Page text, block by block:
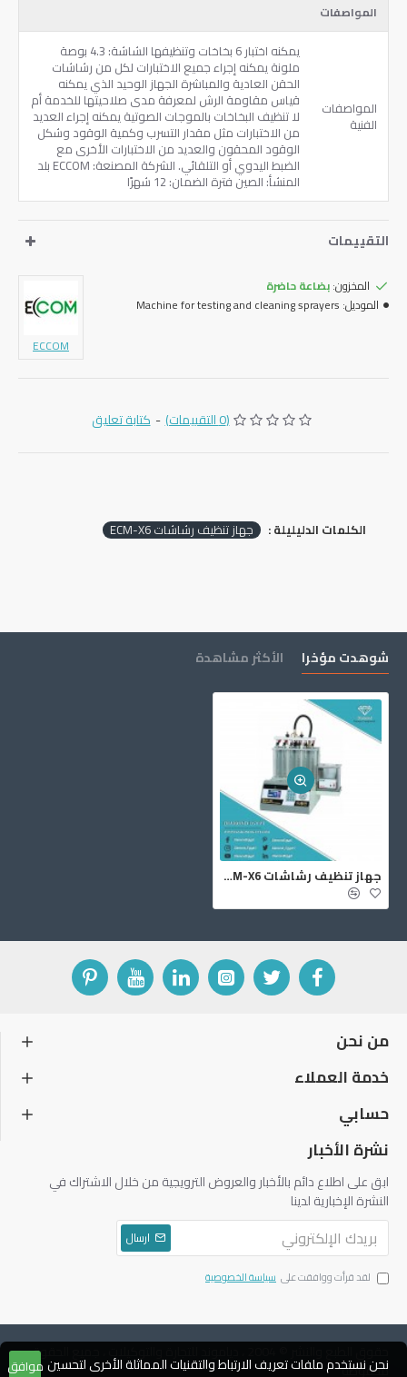
المواصفات
المواصفات
الفنية
يمكنه اختبار 6 بخاخات وتنظيفها الشاشة: 4.3 بوصة
ملونة يمكنه إجراء جميع الاختبارات لكل من رشاشات
الحقن العادية والمباشرة الجهاز الوحيد الذي يمكنه
قياس مقاومة الرش لمعرفة مدى صلاحيتها للخدمة أم
لا تنظيف البخاخات بالموجات الصوتية يمكنه إجراء العديد
من الاختبارات مثل مقدار التسرب وكمية الوقود وشكل
الوقود المحقون والعديد من الاختبارات الأخرى مع
الضبط اليدوي أو التلقائي. الشركة المصنعة: ECCOM بلد
المنشأ: الصين فترة الضمان: 12 شهرًا
التقييمات
المخزون:بضاعة حاضرة
الموديل: Machine for testing and cleaning sprayers
ECCOM
(0 التقييمات) - كتابة تعليق
الكلمات الدليليلة : جهاز تنظيف رشاشات ECM-X6
شوهدت مؤخرا الأكثر مشاهدة
جهاز تنظيف رشاشات ECM-X6
من نحن
خدمة العملاء
حسابي
نشرة الأخبار
ابق على اطلاع دائم بالأخبار والعروض الترويجية من خلال الاشتراك في
النشرة الإخبارية لدينا
ارسال
لقد قرأت ووافقت على سياسة الخصوصية
حقوق الطبع والنشر © 2004 ، دياموند للتجارة والتوكيلات ، جميع الحقوق
محفوظة
موافق نحن نستخدم ملفات تعريف الارتباط والتقنيات المماثلة الأخرى لتحسين